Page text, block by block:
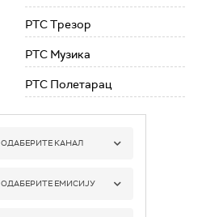
РТС Трезор
РТС Музика
РТС Полетарац
ОДАБЕРИТЕ КАНАЛ
РТС 1
ОДАБЕРИТЕ ЕМИСИЈУ